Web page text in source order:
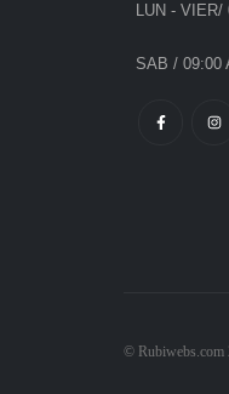
LUN - VIER/
SAB / 09:00
© Rubiwebs.com